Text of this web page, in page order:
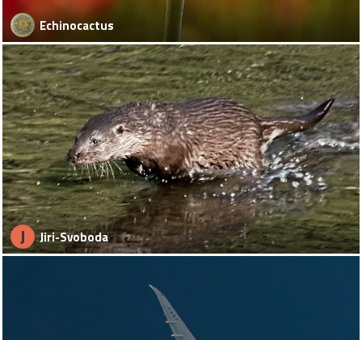
Echinocactus
J Jiri-Svoboda